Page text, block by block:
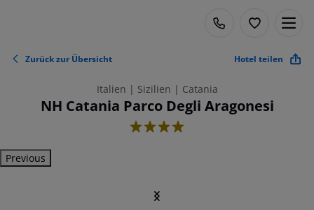
Zurück zur Übersicht Hotel teilen
Italien | Sizilien | Catania
NH Catania Parco Degli Aragonesi
4
Previous